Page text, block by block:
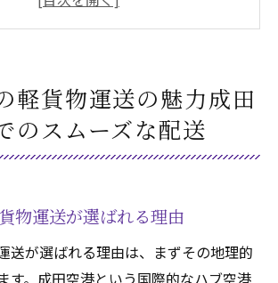
の軽貨物運送利用者の声
ビジネスにおける軽貨物運送の重
との連携で実現する迅速な配送
軽貨物運送の魅力成田
のスムーズな配送
物運送が選ばれる理由
送が選ばれる理由は、まずその地理的
す。成田空港という国際的なハブ空港